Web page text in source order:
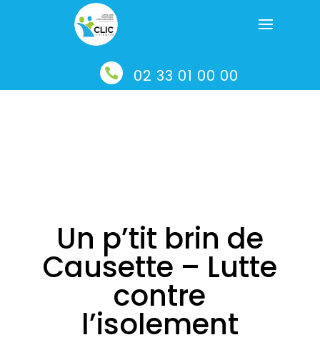
 02 33 01 00 00
Un p’tit brin de
Causette – Lutte
contre
l’isolement